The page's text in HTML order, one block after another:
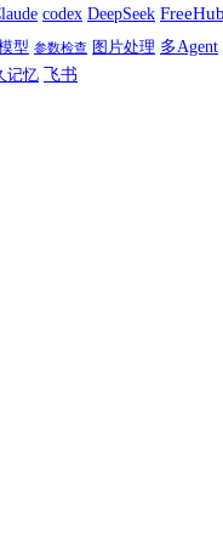
codex DeepSeek FreeHub
型 参数检查 图片处理 多Agent
记忆 飞书